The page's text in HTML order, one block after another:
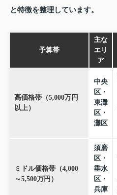
と特徴を整理しています。
予算帯
主な
エリ
ア
高価格帯（5,000万円
以上）
中央
区・
東灘
区・
灘区
ミドル価格帯（4,000
～5,500万円）
須磨
区・
垂水
区・
兵庫